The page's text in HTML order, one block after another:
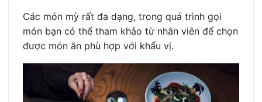
Các món mỳ rất đa dạng, trong quá trình gọi
món bạn có thể tham khảo từ nhân viên để chọn
được món ăn phù hợp với khẩu vị.